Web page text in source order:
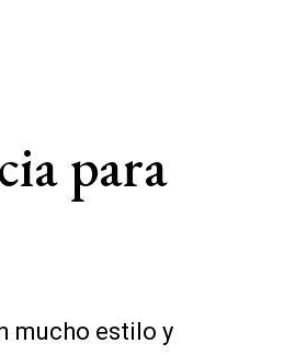
para
mucho estilo y